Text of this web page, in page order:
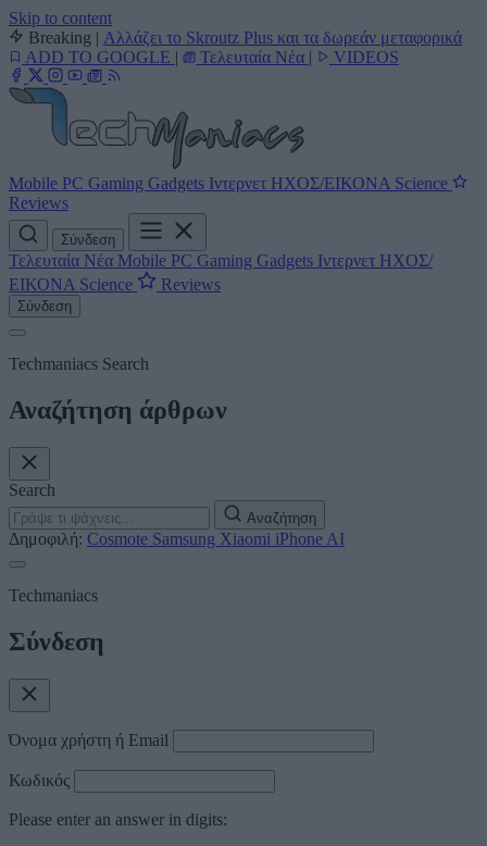
Skip to content
Breaking | Αλλάζει το Skroutz Plus και τα δωρεάν μεταφορικά
ADD TO GOOGLE | Τελευταία Νέα | VIDEOS
Mobile PC Gaming Gadgets Ιντερνετ ΗΧΟΣ/ΕΙΚΟΝΑ Science
Reviews
Σύνδεση
Τελευταία Νέα Mobile PC Gaming Gadgets Ιντερνετ ΗΧΟΣ/
ΕΙΚΟΝΑ Science Reviews
Σύνδεση
Techmaniacs Search
Αναζήτηση άρθρων
Search
Αναζήτηση
Δημοφιλή: Cosmote Samsung Xiaomi iPhone AI
Techmaniacs
Σύνδεση
Όνομα χρήστη ή Email
Κωδικός
Please enter an answer in digits: